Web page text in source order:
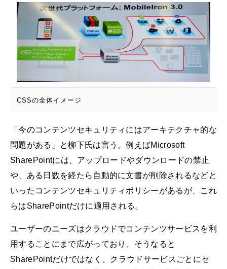
CSSの全体イメージ
「今のコンテンツセキュリティにはアーキテクチャ的な
問題がある」と柳下氏は言う。例えばMicrosoft
SharePointには、アップロードやダウンロードの禁止
や、ある日数を経たら自動的に文書が削除されるなどと
いったコンテンツセキュリティポリシーがあるが、これ
らはSharePointだけに適用される。
ユーザーのニーズはクラウドでコンテンツサービスを利
用することにまで広がっており、そうなると
SharePointだけではなく、クラウドサービスごとにセ